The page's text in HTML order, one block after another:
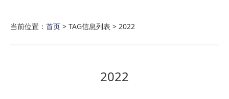
当前位置： 首页 > TAG信息列表 > 2022
2022